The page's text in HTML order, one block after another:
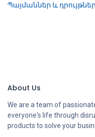
Պայմաններ և դրույթներ
About Us
We are a team of
everyone's life through
products to solve your